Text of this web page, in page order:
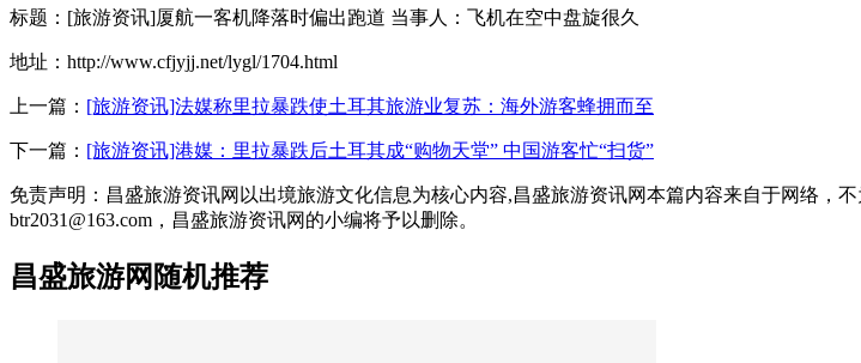
标题：[旅游资讯]厦航一客机降落时偏出跑道 当事人：飞机在空中盘旋很久
地址：http://www.cfjyjj.net/lygl/1704.html
上一篇： [旅游资讯]法媒称里拉暴跌使土耳其旅游业复苏：海外游客蜂拥而至
下一篇： [旅游资讯]港媒：里拉暴跌后土耳其成“购物天堂” 中国游客忙“扫货”
免责声明：昌盛旅游资讯网以出境旅游文化信息为核心内容,昌盛旅游资讯网本篇内容来自于网络，
btr2031@163.com，昌盛旅游资讯网的小编将予以删除。
昌盛旅游网随机推荐